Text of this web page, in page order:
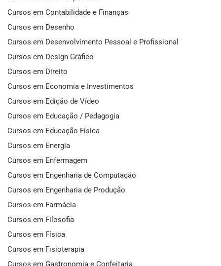
Cursos em Contabilidade e Finanças
Cursos em Desenho
Cursos em Desenvolvimento Pessoal e Profissional
Cursos em Design Gráfico
Cursos em Direito
Cursos em Economia e Investimentos
Cursos em Edição de Vídeo
Cursos em Educação / Pedagogia
Cursos em Educação Física
Cursos em Energia
Cursos em Enfermagem
Cursos em Engenharia de Computação
Cursos em Engenharia de Produção
Cursos em Farmácia
Cursos em Filosofia
Cursos em Física
Cursos em Fisioterapia
Cursos em Gastronomia e Confeitaria